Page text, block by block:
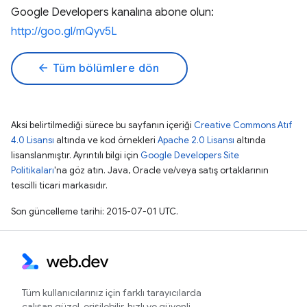
Google Developers kanalına abone olun:
http://goo.gl/mQyv5L
arrow_back Tüm bölümlere dön
Aksi belirtilmediği sürece bu sayfanın içeriği Creative Commons Atıf
4.0 Lisansı altında ve kod örnekleri Apache 2.0 Lisansı altında
lisanslanmıştır. Ayrıntılı bilgi için Google Developers Site
Politikaları'na göz atın. Java, Oracle ve/veya satış ortaklarının
tescilli ticari markasıdır.
Son güncelleme tarihi: 2015-07-01 UTC.
Tüm kullanıcılarınız için farklı tarayıcılarda